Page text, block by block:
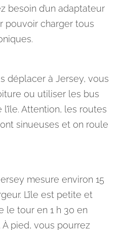
besoin d’un adaptateur
pouvoir charger tous
déplacer à Jersey, vous
ou utiliser les bus
Attention, les routes
sinueuses et on roule
mesure environ 15
L’île est petite et
le tour en 1 h 30 en
À pied, vous pourrez